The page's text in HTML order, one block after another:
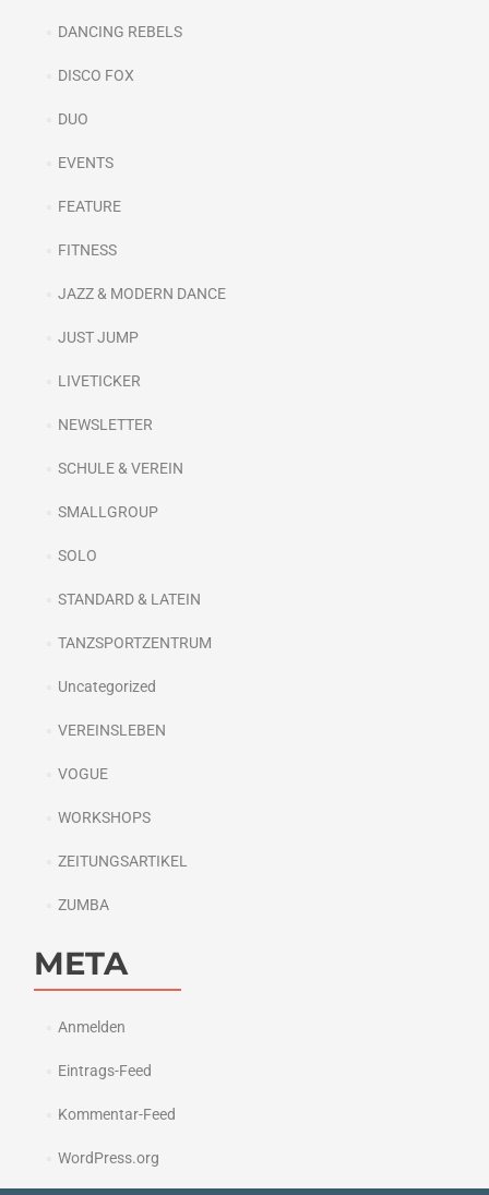
DANCING REBELS
DISCO FOX
DUO
EVENTS
FEATURE
FITNESS
JAZZ & MODERN DANCE
JUST JUMP
LIVETICKER
NEWSLETTER
SCHULE & VEREIN
SMALLGROUP
SOLO
STANDARD & LATEIN
TANZSPORTZENTRUM
Uncategorized
VEREINSLEBEN
VOGUE
WORKSHOPS
ZEITUNGSARTIKEL
ZUMBA
META
Anmelden
Eintrags-Feed
Kommentar-Feed
WordPress.org